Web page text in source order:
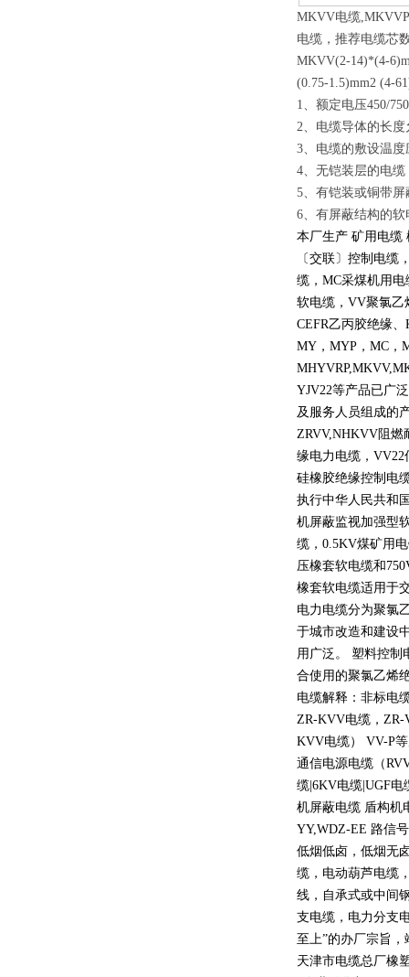
MKVV电缆
电缆，推荐电缆芯
MKVV(2-14)*(4-
(0.75-1.5)mm2 (4-
1、额定电压450/
2、电缆导体的长
3、电缆的敷设温
4、无铠装层的电
5、有铠装或铜带
6、有屏蔽结构的
本厂生产 矿用电缆
〔交联〕控制电缆
缆， MC采煤机用电
软电缆， VV聚氯乙
CEFR乙丙胶绝缘、
MY ， MYP ， MC ，
YJV22等产品已广
及服务人员组成的
ZRVV,NHKVV阻燃
缘电力电缆， VV22
硅橡胶绝缘控制电
执行中华人民共和
机屏蔽监视加强型
缆， 0.5KV煤矿用
压橡套软电缆和
橡套软电缆适用于
电力电缆分为聚氯
于城市改造和建设
用广泛。 塑料控制
合使用的聚氯乙烯
电缆解释：非标电
ZR-KVV电缆， ZR-
KVV电缆） VV-P
通信电源电缆（
缆 |6KV电缆 |UGF电
机屏蔽电缆 盾构机
YY,WDZ-EE 路信
低烟低卤，低烟无
缆，电动葫芦电缆
线，自承式或中间
支电缆，电力分支
至上”的办厂宗旨，
天津市电缆总厂橡